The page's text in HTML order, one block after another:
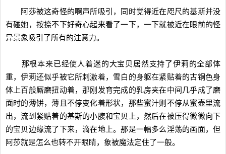
阿莎被这奇怪的啊声所吸引，同时觉得近在咫尺的基斯并没
有碰她，按捺不下好奇心起来看了一下，一下就被近在眼前的怪
异景象吸引了所有的注意力。
那根本来已经使人着迷的大宝贝居然支持了伊莉的全部体
重，伊莉还似乎被它所刺激着，雪白的身躯在紧贴着的古铜色身
体上百般厮磨扭动着，那刚发育完成的乳房夹在中间几乎成了磨
面时的薄饼，薄且不停变化着形状，那些蜜汁则不停从蜜壶里流
出，流到紧贴着的基斯的小腹和宝贝上，然后在被压得微微向下
的宝贝边缘流了下来，滴在地上。那是一幅多么淫荡的画面，但
阿莎就是怎么也转不开眼睛，象被魔法定住了一般。